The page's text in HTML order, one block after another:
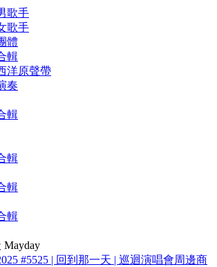
歌手
歌手
體
輯
洋原聲帶
奏
輯
輯
輯
輯
Mayday
#5525 | 回到那一天 | 巡迴演唱會周邊商